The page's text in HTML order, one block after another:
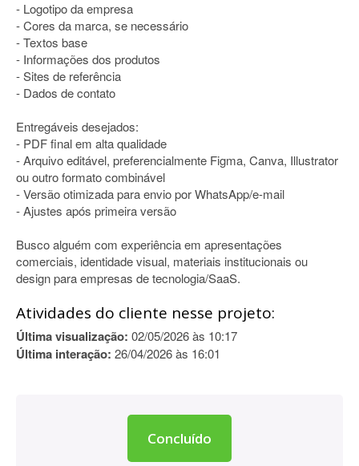
- Logotipo da empresa
- Cores da marca, se necessário
- Textos base
- Informações dos produtos
- Sites de referência
- Dados de contato
Entregáveis desejados:
- PDF final em alta qualidade
- Arquivo editável, preferencialmente Figma, Canva, Illustrator
ou outro formato combinável
- Versão otimizada para envio por WhatsApp/e-mail
- Ajustes após primeira versão
Busco alguém com experiência em apresentações
comerciais, identidade visual, materiais institucionais ou
design para empresas de tecnologia/SaaS.
Atividades do cliente nesse projeto:
Última visualização: 02/05/2026 às 10:17
Última interação: 26/04/2026 às 16:01
Concluído